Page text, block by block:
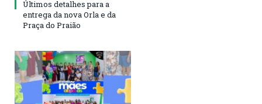
Últimos detalhes para a
entrega da nova Orla e da
Praça do Praião